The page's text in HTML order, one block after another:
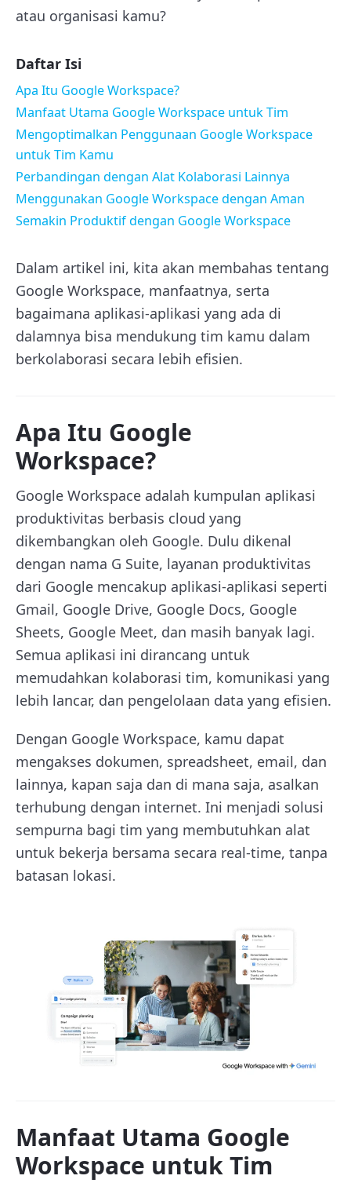
atau organisasi kamu?
Daftar Isi
Apa Itu Google Workspace?
Manfaat Utama Google Workspace untuk Tim
Mengoptimalkan Penggunaan Google Workspace
untuk Tim Kamu
Perbandingan dengan Alat Kolaborasi Lainnya
Menggunakan Google Workspace dengan Aman
Semakin Produktif dengan Google Workspace
Dalam artikel ini, kita akan membahas tentang
Google Workspace, manfaatnya, serta
bagaimana aplikasi-aplikasi yang ada di
dalamnya bisa mendukung tim kamu dalam
berkolaborasi secara lebih efisien.
Apa Itu Google
Workspace?
Google Workspace adalah kumpulan aplikasi
produktivitas berbasis cloud yang
dikembangkan oleh Google. Dulu dikenal
dengan nama G Suite, layanan produktivitas
dari Google mencakup aplikasi-aplikasi seperti
Gmail, Google Drive, Google Docs, Google
Sheets, Google Meet, dan masih banyak lagi.
Semua aplikasi ini dirancang untuk
memudahkan kolaborasi tim, komunikasi yang
lebih lancar, dan pengelolaan data yang efisien.
Dengan Google Workspace, kamu dapat
mengakses dokumen, spreadsheet, email, dan
lainnya, kapan saja dan di mana saja, asalkan
terhubung dengan internet. Ini menjadi solusi
sempurna bagi tim yang membutuhkan alat
untuk bekerja bersama secara real-time, tanpa
batasan lokasi.
Manfaat Utama Google
Workspace untuk Tim